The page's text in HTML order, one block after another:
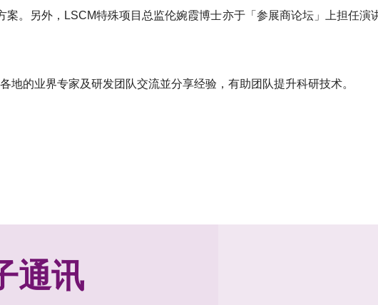
案。另外，LSCM特殊项目总监伦婉霞博士亦于「参展商论坛」上担任
地的业界专家及研发团队交流並分享经验，有助团队提升科研技术。
通讯